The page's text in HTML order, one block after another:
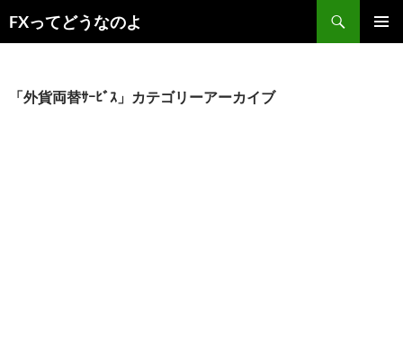
ンFXってどうなのよ
索
「外貨両替ｻｰﾋﾞｽ」カテゴリーアーカイブ